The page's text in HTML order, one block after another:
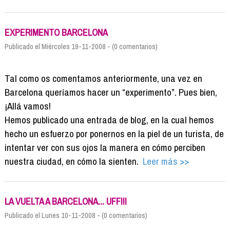
EXPERIMENTO BARCELONA
Publicado el Miércoles 19-11-2008 - (0 comentarios)
Tal como os comentamos anteriormente, una vez en
Barcelona queríamos hacer un “experimento”. Pues bien,
¡Allá vamos!
Hemos publicado una entrada de blog, en la cual hemos
hecho un esfuerzo por ponernos en la piel de un turista, de
intentar ver con sus ojos la manera en cómo perciben
nuestra ciudad, en cómo la sienten. Leer más >>
LA VUELTA A BARCELONA... UFF!!!
Publicado el Lunes 10-11-2008 - (0 comentarios)